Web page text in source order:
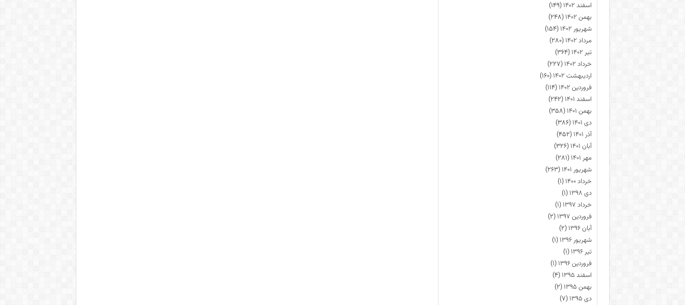
اسفند ۱۴۰۲
(۱۴۹)
بهمن ۱۴۰۲
(۲۴۸)
شهریور ۱۴۰۲
(۱۵۴)
مرداد ۱۴۰۲
(۲۸۰)
تیر ۱۴۰۲
(۳۶۴)
خرداد ۱۴۰۲
(۲۲۷)
اردیبهشت ۱۴۰۲
(۱۶۰)
فروردین ۱۴۰۲
(۱۱۴)
اسفند ۱۴۰۱
(۲۴۲)
بهمن ۱۴۰۱
(۳۵۸)
دی ۱۴۰۱
(۳۸۶)
آذر ۱۴۰۱
(۴۵۲)
آبان ۱۴۰۱
(۳۲۶)
مهر ۱۴۰۱
(۲۸۱)
شهریور ۱۴۰۱
(۲۶۳)
خرداد ۱۴۰۰
(۱)
دی ۱۳۹۸
(۱)
خرداد ۱۳۹۷
(۱)
فروردین ۱۳۹۷
(۲)
آبان ۱۳۹۶
(۲)
شهریور ۱۳۹۶
(۱)
تیر ۱۳۹۶
(۱)
فروردین ۱۳۹۶
(۱)
اسفند ۱۳۹۵
(۴)
بهمن ۱۳۹۵
(۲)
دی ۱۳۹۵
(۷)